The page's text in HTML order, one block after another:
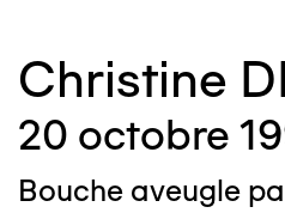
Christine
20 octobre
Bouche aveugle